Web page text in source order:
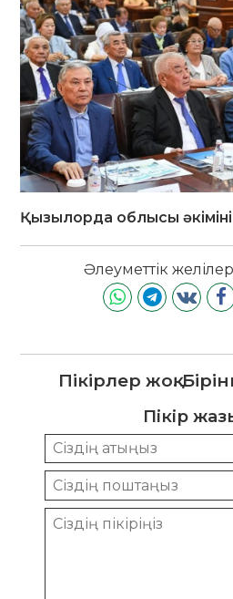
Қызылорда облысы
Әлеуметтік
Пікірлер жоқ.
Пікір